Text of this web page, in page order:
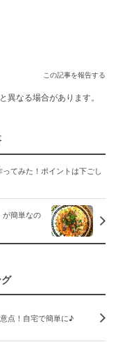
この記事を報告する
なる場合があります。
てみた！ポイントは下ごし
が簡単なの
点！自宅で簡単に♪